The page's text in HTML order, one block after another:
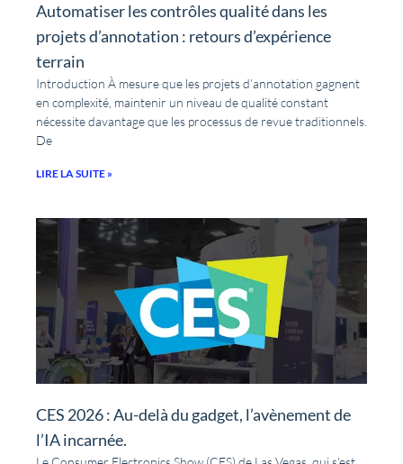
Automatiser les contrôles qualité dans les
projets d’annotation : retours d’expérience
terrain
Introduction À mesure que les projets d’annotation gagnent
en complexité, maintenir un niveau de qualité constant
nécessite davantage que les processus de revue traditionnels.
De
LIRE LA SUITE »
CES 2026 : Au-delà du gadget, l’avènement de
l’IA incarnée.